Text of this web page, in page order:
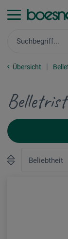
Übersicht